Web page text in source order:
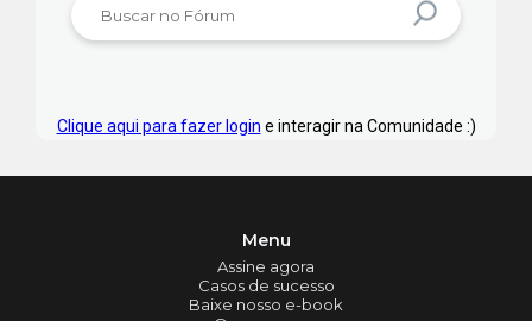
Clique aqui para fazer login e interagir na Comunidade :)
Menu
Assine agora
Casos de sucesso
Baixe nosso e-book